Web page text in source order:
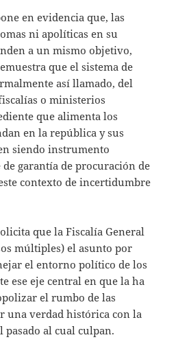
en evidencia que, las
ni apolíticas en su
a un mismo objetivo,
que el sistema de
así llamado, del
o ministerios
que alimenta los
en la república y sus
siendo instrumento
garantía de procuración de
contexto de incertidumbre
que la Fiscalía General
múltiples) el asunto por
el entorno político de los
ese eje central en que la ha
el rumbo de las
una verdad histórica con la
al cual culpan.